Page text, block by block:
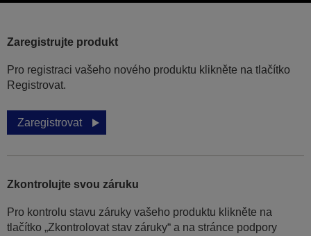
Zaregistrujte produkt
Pro registraci vašeho nového produktu klikněte na tlačítko
Registrovat.
Zaregistrovat
Zkontrolujte svou záruku
Pro kontrolu stavu záruky vašeho produktu klikněte na
tlačítko „Zkontrolovat stav záruky“ a na stránce podpory